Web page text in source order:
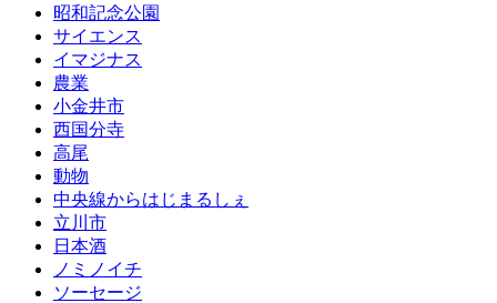
昭和記念公園
サイエンス
イマジナス
農業
小金井市
西国分寺
高尾
動物
中央線からはじまるしぇ
立川市
日本酒
ノミノイチ
ソーセージ